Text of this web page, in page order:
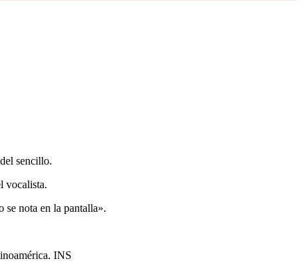
sencillo.
vocalista.
se nota en la pantalla».
INS